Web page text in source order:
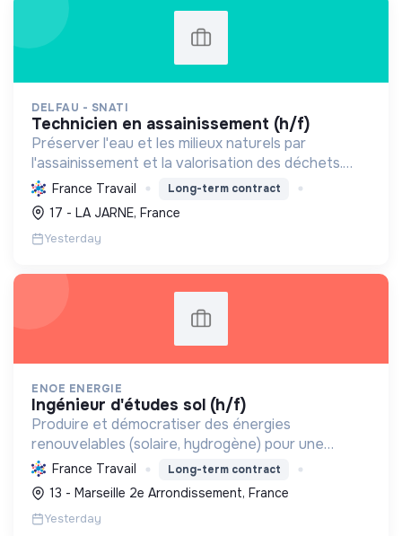
DELFAU - SNATI
technicien en assainissement (h/f)
Préserver l'eau et les milieux naturels par
l'assainissement et la valorisation des déchets.
Contribuer à la transition écologique via
l'économie circulaire et la décarbonation.
France Travail Long-term contract
17 - LA JARNE, France
Yesterday
ENOE ENERGIE
ingénieur d'études sol (h/f)
Produire et démocratiser des énergies
renouvelables (solaire, hydrogène) pour une
transition écologique durable, en innovant et en
valorisant les territoires.
France Travail Long-term contract
13 - Marseille 2e Arrondissement, France
Yesterday